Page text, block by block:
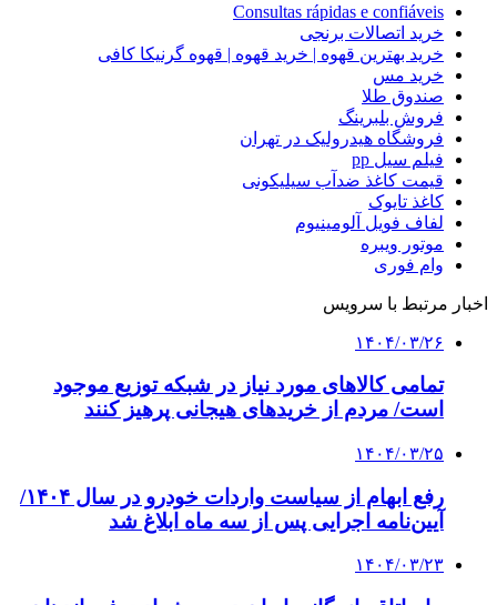
Consultas rápidas e confiáveis
خرید اتصالات برنجی
خرید بهترین قهوه | خرید قهوه | قهوه گرنیکا کافی
خرید مس
صندوق طلا
فروش بلبرینگ
فروشگاه هیدرولیک در تهران
فیلم سیل pp
قیمت کاغذ ضدآب سیلیکونی
کاغذ تایوک
لفاف فویل آلومینیوم
موتور ویبره
وام فوری
اخبار مرتبط با سرویس
۱۴۰۴/۰۳/۲۶
تمامی کالاهای مورد نیاز در شبکه توزیع موجود
است/ مردم از خریدهای هیجانی پرهیز کنند
۱۴۰۴/۰۳/۲۵
رفع ابهام از سیاست واردات خودرو در سال ۱۴۰۴/
آیین‌نامه اجرایی پس از سه ماه ابلاغ شد
۱۴۰۴/۰۳/۲۳